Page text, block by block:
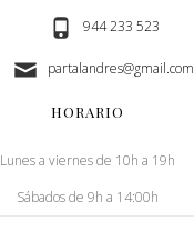
944 233 523
partalandres@gmail.com
HORARIO
Lunes a viernes de 10h a 19h
Sábados de 9h a 14:00h